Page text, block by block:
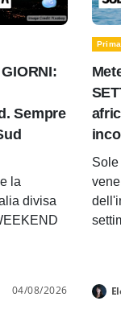
Sempre
la
divisa
04/08/2026
Sole